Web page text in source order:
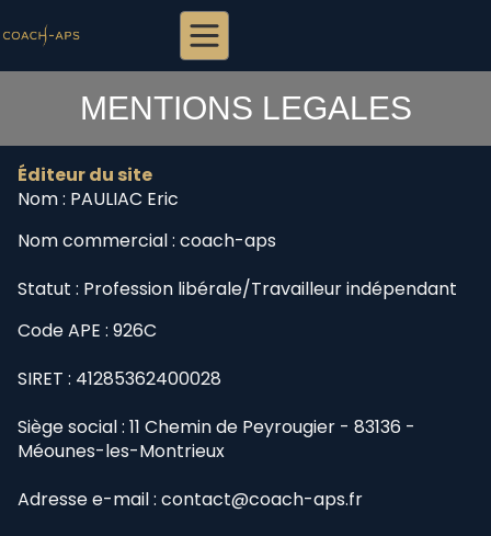
MENTIONS LEGALES
Éditeur du site
Nom : PAULIAC Eric
Nom commercial : coach-aps
Statut : Profession libérale/Travailleur indépendant
Code APE : 926C
SIRET : 41285362400028
Siège social : 11 Chemin de Peyrougier - 83136 -
Méounes-les-Montrieux
Adresse e-mail : contact@coach-aps.fr